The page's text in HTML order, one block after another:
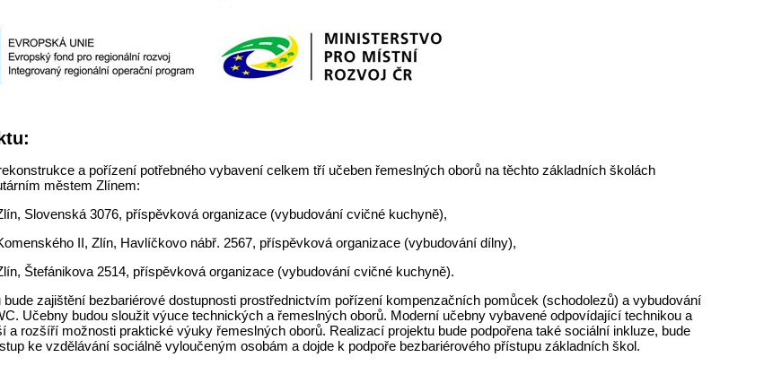
a pořízení potřebného vybavení celkem tří učeben řemeslných oborů na těchto základních školách
městem Zlínem:
Slovenská 3076, příspěvková organizace (vybudování cvičné kuchyně),
II, Zlín, Havlíčkovo nábř. 2567, příspěvková organizace (vybudování dílny),
Štefánikova 2514, příspěvková organizace (vybudování cvičné kuchyně).
bude zajištění bezbariérové dostupnosti prostřednictvím pořízení kompenzačních pomůcek (schodolezů) a vybudování
Učebny budou sloužit výuce technických a řemeslných oborů. Moderní učebny vybavené odpovídající technikou a
a rozšíří možnosti praktické výuky řemeslných oborů. Realizací projektu bude podpořena také sociální inkluze, bude
ke vzdělávání sociálně vyloučeným osobám a dojde k podpoře bezbariérového přístupu základních škol.